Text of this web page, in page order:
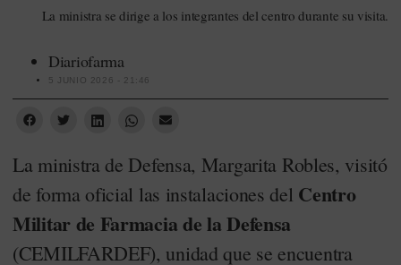
La ministra se dirige a los integrantes del centro durante su visita.
Diariofarma
5 JUNIO 2026 - 21:46
La ministra de Defensa, Margarita Robles, visitó
de forma oficial las instalaciones del Centro
Militar de Farmacia de la Defensa
(CEMILFARDEF), unidad que se encuentra